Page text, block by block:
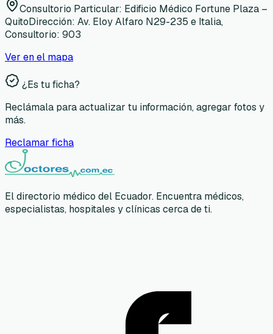
Consultorio Particular: Edificio Médico Fortune Plaza –
QuitoDirección: Av. Eloy Alfaro N29-235 e Italia,
Consultorio: 903
Ver en el mapa
¿Es tu ficha?
Reclámala para actualizar tu información, agregar fotos y
más.
Reclamar ficha
El directorio médico del Ecuador. Encuentra médicos,
especialistas, hospitales y clínicas cerca de ti.